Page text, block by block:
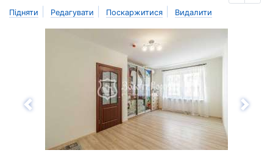
Підняти Редагувати Поскаржитися Видалити
Назад